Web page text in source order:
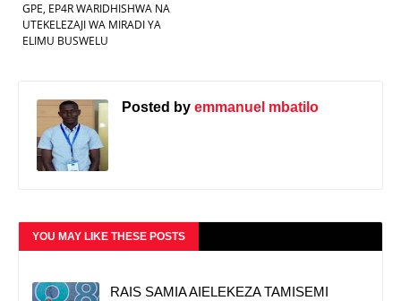
GPE, EP4R WARIDHISHWA NA
UTEKELEZAJI WA MIRADI YA
ELIMU BUSWELU
Posted by emmanuel mbatilo
YOU MAY LIKE THESE POSTS
RAIS SAMIA AIELEKEZA TAMISEMI